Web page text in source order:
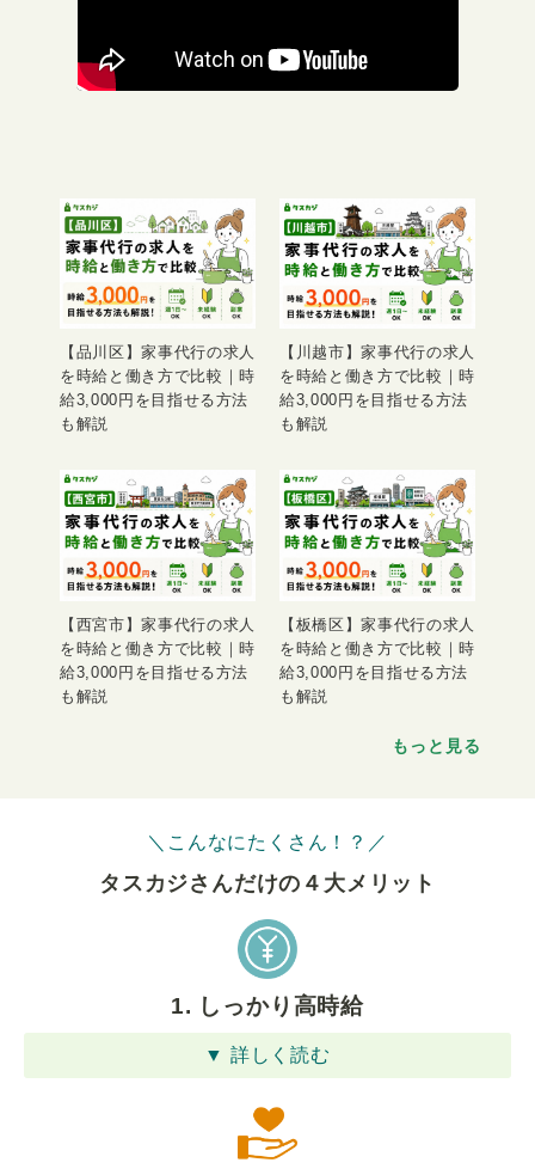
【品川区】家事代行の求人
を時給と働き方で比較｜時
給3,000円を目指せる方法
も解説
【川越市】家事代行の求人
を時給と働き方で比較｜時
給3,000円を目指せる方法
も解説
【西宮市】家事代行の求人
を時給と働き方で比較｜時
給3,000円を目指せる方法
も解説
【板橋区】家事代行の求人
を時給と働き方で比較｜時
給3,000円を目指せる方法
も解説
もっと見る
＼こんなにたくさん！？／
タスカジさんだけの４⼤メリット
1. しっかり高時給
▼ 詳しく読む